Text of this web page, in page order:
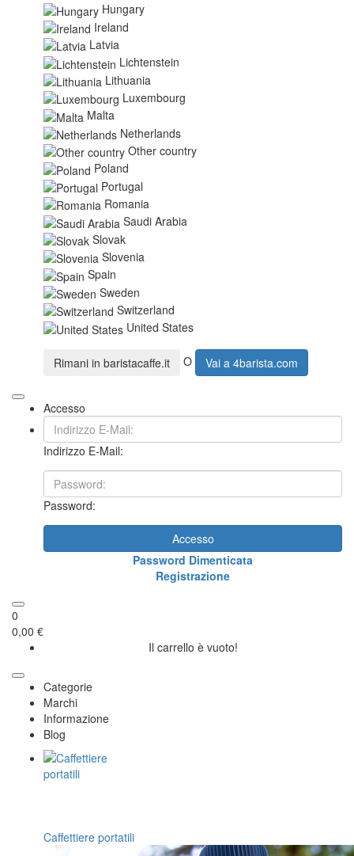
Hungary
Ireland
Latvia
Lichtenstein
Lithuania
Luxembourg
Malta
Netherlands
Other country
Poland
Portugal
Romania
Saudi Arabia
Slovak
Slovenia
Spain
Sweden
Switzerland
United States
Rimani in baristacaffe.it O Vai a 4barista.com
Accesso
Indirizzo E-Mail:
Password:
Accesso
Password Dimenticata
Registrazione
0
0,00 €
Il carrello è vuoto!
Categorie
Marchi
Informazione
Blog
Caffettiere portatili